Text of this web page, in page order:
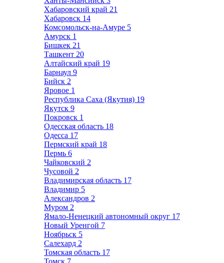
Хабаровский край 21
Хабаровск 14
Комсомольск-на-Амуре 5
Амурск 1
Бишкек 21
Ташкент 20
Алтайский край 19
Барнаул 9
Бийск 2
Яровое 1
Республика Саха (Якутия) 19
Якутск 9
Покровск 1
Одесская область 18
Одесса 17
Пермский край 18
Пермь 6
Чайковский 2
Чусовой 2
Владимирская область 17
Владимир 5
Александров 2
Муром 2
Ямало-Ненецкий автономный округ 17
Новый Уренгой 7
Ноябрьск 5
Салехард 2
Томская область 17
Томск 7